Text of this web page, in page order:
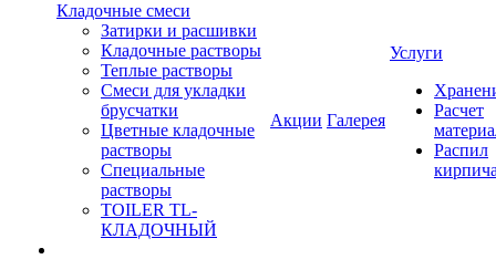
Кладочные смеси
Затирки и расшивки
Кладочные растворы
Теплые растворы
Смеси для укладки
брусчатки
Цветные кладочные
растворы
Специальные
растворы
TOILER TL-
КЛАДОЧНЫЙ
Акции Галерея
Услуги
Расчет
Распил